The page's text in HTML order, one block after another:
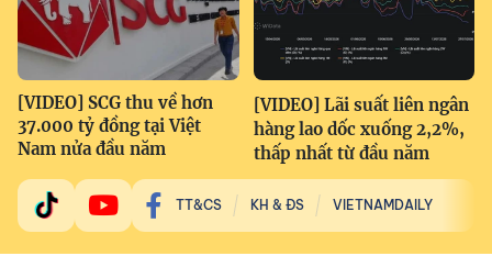
[VIDEO] SCG thu về hơn
37.000 tỷ đồng tại Việt
Nam nửa đầu năm
[VIDEO] Lãi suất liên ngân
hàng lao dốc xuống 2,2%,
thấp nhất từ đầu năm
TT&CS KH & ĐS VIETNAMDAILY